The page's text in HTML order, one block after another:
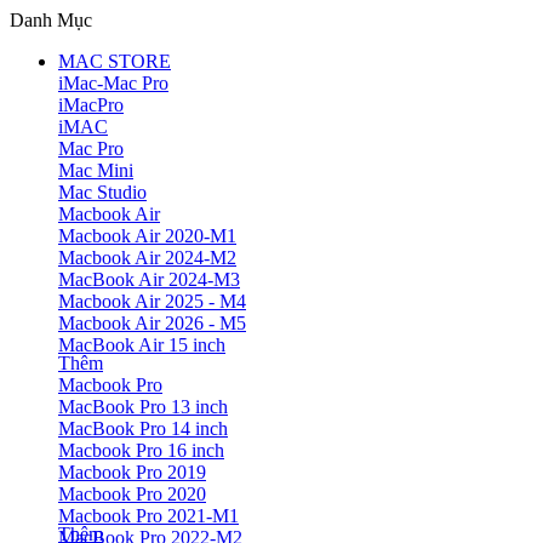
Danh Mục
MAC STORE
iMac-Mac Pro
iMacPro
iMAC
Mac Pro
Mac Mini
Mac Studio
Macbook Air
Macbook Air 2020-M1
Macbook Air 2024-M2
MacBook Air 2024-M3
Macbook Air 2025 - M4
Macbook Air 2026 - M5
MacBook Air 15 inch
Thêm
Macbook Pro
MacBook Pro 13 inch
MacBook Pro 14 inch
Macbook Pro 16 inch
Macbook Pro 2019
Macbook Pro 2020
Macbook Pro 2021-M1
MacBook Pro 2022-M2
Thêm